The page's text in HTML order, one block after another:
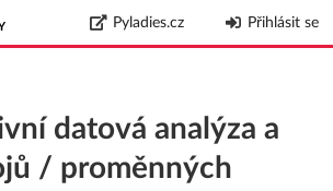
Pyladies.cz Přihlásit se
datová analýza a
/ proměnných